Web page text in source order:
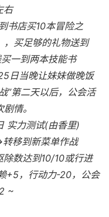
右
书店买10本冒险之
，买足够的礼物送到
一到两本技能书
日当晚让妹妹做晚饭
”第二天以后，公会活
情。
实力测试(由香里)
移到新菜单作战
数达到10/10或行进
+5，行动力-20，公会
~